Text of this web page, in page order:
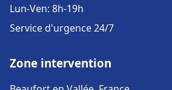
Lun-Ven: 8h-19h
Service d'urgence 24/7
Zone intervention